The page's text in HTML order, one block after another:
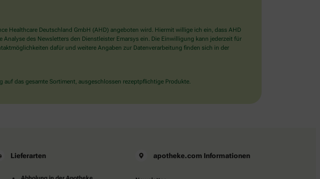
Healthcare Deutschland GmbH (AHD) angeboten wird. Hiermit willige ich ein, dass AHD
des Newsletters den Dienstleister Emarsys ein. Die Einwilligung kann jederzeit für
dafür und weitere Angaben zur Datenverarbeitung finden sich in der
das gesamte Sortiment, ausgeschlossen rezeptpflichtige Produkte.
Lieferarten apotheke.com Informationen